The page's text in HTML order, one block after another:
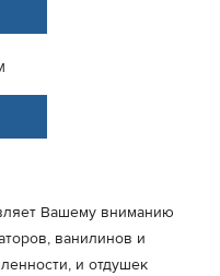
Вашему вниманию
ванилинов и
и отдушек